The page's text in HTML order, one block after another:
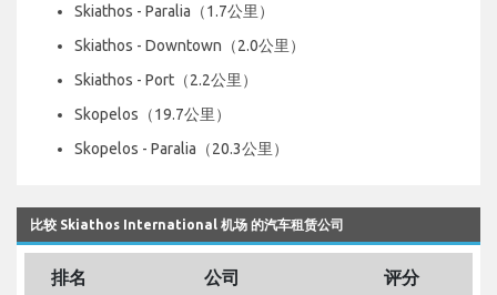
Skiathos - Paralia（1.7公里）
Skiathos - Downtown（2.0公里）
Skiathos - Port（2.2公里）
Skopelos（19.7公里）
Skopelos - Paralia（20.3公里）
比较 Skiathos International 机场 的汽车租赁公司
排名 公司 评分